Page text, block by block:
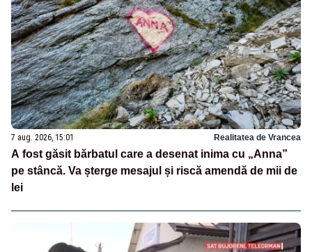
7 aug. 2026, 15:01 Realitatea de Vrancea
A fost găsit bărbatul care a desenat inima cu „Anna”
pe stâncă. Va șterge mesajul și riscă amendă de mii de
lei